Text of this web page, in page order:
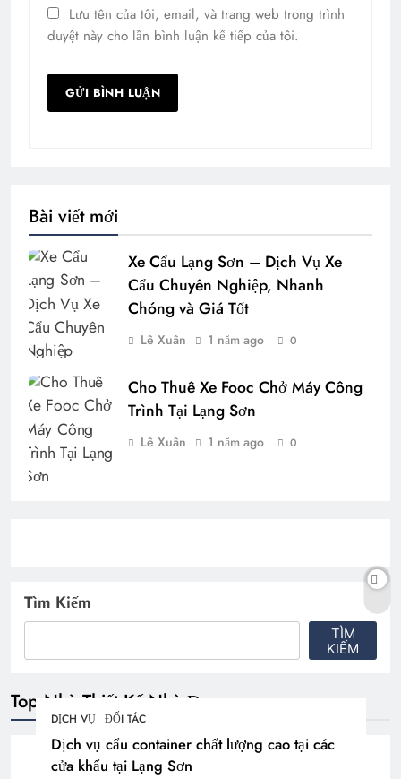
Lưu tên của tôi, email, và trang web trong trình
duyệt này cho lần bình luận kế tiếp của tôi.
Bài viết mới
Xe Cẩu Lạng Sơn – Dịch Vụ Xe
Cẩu Chuyên Nghiệp, Nhanh
Chóng và Giá Tốt
Lê Xuân 1 năm ago 0
Cho Thuê Xe Fooc Chở Máy Công
Trình Tại Lạng Sơn
Lê Xuân 1 năm ago 0
Tìm Kiếm
TÌM
KIẾM
Top Nhà Thiết Kế Nhà Đẹp
DỊCH VỤ ĐỐI TÁC
Dịch vụ cẩu container chất lượng cao tại các
cửa khẩu tại Lạng Sơn